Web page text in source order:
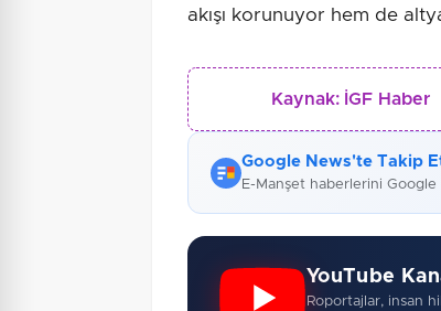
akışı korunuyor hem de
Kaynak: İGF Haber
Google News'te Takip
E-Manşet haberlerini
YouTube
Roportajlar, insan